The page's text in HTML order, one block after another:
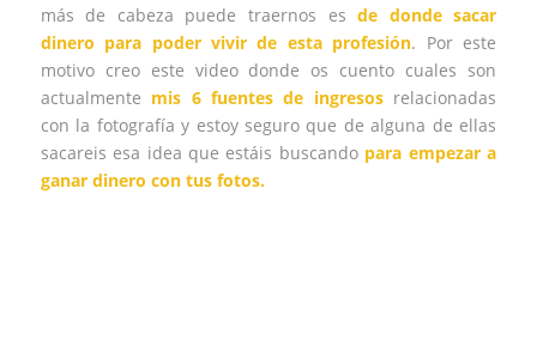
más de cabeza puede traernos esde donde sacar
dinero para poder vivir de esta profesión. Por este
motivo creo este video donde os cuento cuales son
actualmente mis 6 fuentes de ingresosrelacionadas
con la fotografía y estoy seguro que de alguna de ellas
sacareis esa idea que estáis buscando para empezar a
ganar dinero con tus fotos.